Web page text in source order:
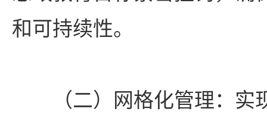
和可持续性。
（二）网格化管理：